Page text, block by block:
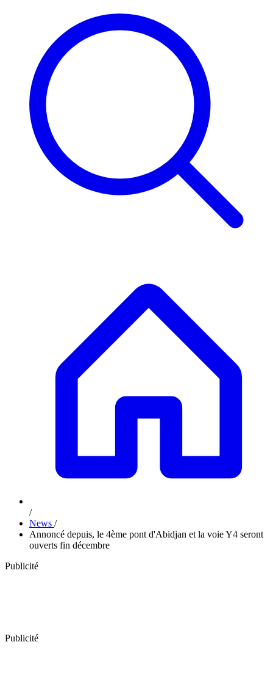
/
News /
Annoncé depuis, le 4ème pont d'Abidjan et la voie Y4 seront
ouverts fin décembre
Publicité
Publicité